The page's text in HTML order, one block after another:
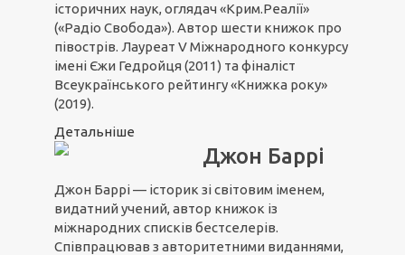
історичних наук, оглядач «Крим.Реалії»
(«Радіо Свобода»). Автор шести книжок про
півострів. Лауреат V Міжнародного конкурсу
імені Єжи Гедройця (2011) та фіналіст
Всеукраїнського рейтингу «Книжка року»
(2019).
Детальніше
Джон Баррі
Джон Баррі — історик зі світовим іменем,
видатний учений, автор книжок із
міжнародних списків бестселерів.
Співпрацював з авторитетними виданнями,